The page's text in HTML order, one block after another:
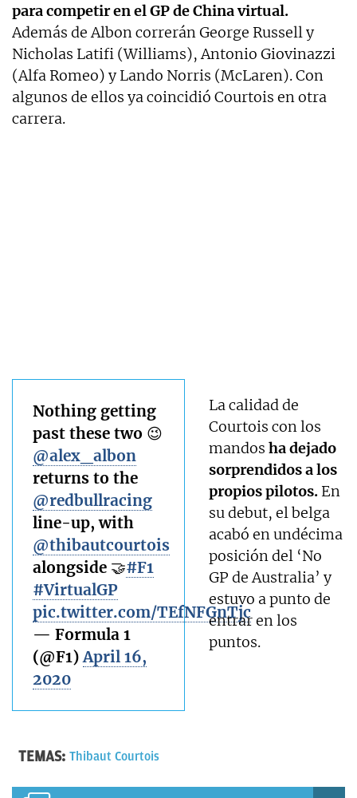
para competir en el GP de China virtual.
Además de Albon correrán George Russell y
Nicholas Latifi (Williams), Antonio Giovinazzi
(Alfa Romeo) y Lando Norris (McLaren). Con
algunos de ellos ya coincidió Courtois en otra
carrera.
Nothing getting
past these two 😉
@alex_albon
returns to the
@redbullracing
line-up, with
@thibautcourtois
alongside 🤝#F1
#VirtualGP
pic.twitter.com/TEfNFGnTjc
— Formula 1
(@F1)April 16,
2020
La calidad de
Courtois con los
mandosha dejado
sorprendidos a los
propios pilotos. En
su debut, el belga
acabó en undécima
posición del ‘No
GP de Australia’ y
estuvo a punto de
entrar en los
puntos.
TEMAS: Thibaut Courtois